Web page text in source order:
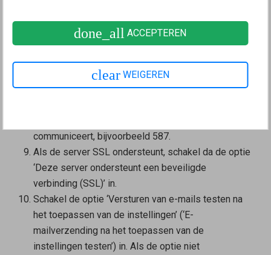
invoeren. De benodigde gegevens
krijg je van je e-mailprovider.
Voer je gebruikersnaam en de naam van de SMTP-
server van je e-mailprovider in.
communiceert, bijvoorbeeld 587.
Als de server SSL ondersteunt, schakel da de optie
‘Deze server ondersteunt een beveiligde
verbinding (SSL)’ in.
Schakel de optie ‘Versturen van e-mails testen na
het toepassen van de instellingen’ (‘E-
mailverzending na het toepassen van de
instellingen testen’) in. Als de optie niet
done_all ACCEPTEREN
clear WEIGEREN